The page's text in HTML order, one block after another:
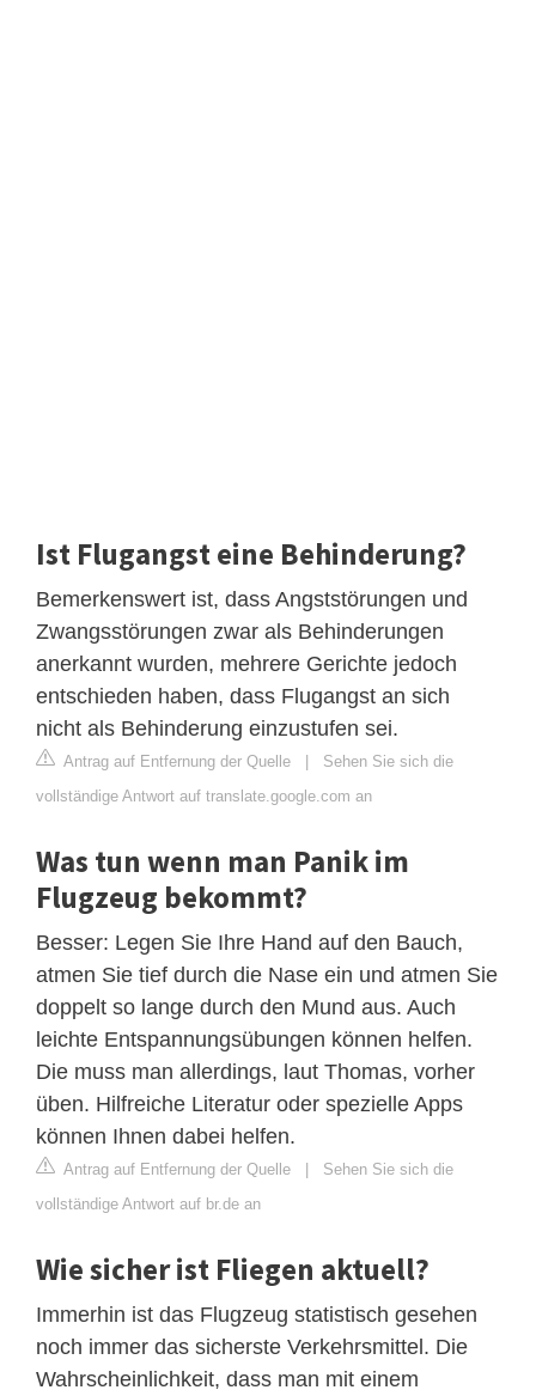
Ist Flugangst eine Behinderung?
Bemerkenswert ist, dass Angststörungen und
Zwangsstörungen zwar als Behinderungen
anerkannt wurden, mehrere Gerichte jedoch
entschieden haben, dass Flugangst an sich
nicht als Behinderung einzustufen sei.
Antrag auf Entfernung der Quelle | Sehen Sie sich die
vollständige Antwort auf translate.google.com an
Was tun wenn man Panik im
Flugzeug bekommt?
Besser: Legen Sie Ihre Hand auf den Bauch,
atmen Sie tief durch die Nase ein und atmen Sie
doppelt so lange durch den Mund aus. Auch
leichte Entspannungsübungen können helfen.
Die muss man allerdings, laut Thomas, vorher
üben. Hilfreiche Literatur oder spezielle Apps
können Ihnen dabei helfen.
Antrag auf Entfernung der Quelle | Sehen Sie sich die
vollständige Antwort auf br.de an
Wie sicher ist Fliegen aktuell?
Immerhin ist das Flugzeug statistisch gesehen
noch immer das sicherste Verkehrsmittel. Die
Wahrscheinlichkeit, dass man mit einem